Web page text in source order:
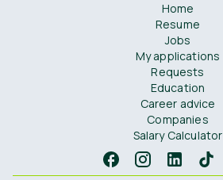
Home
Resume
Jobs
My applications
Requests
Education
Career advice
Companies
Salary Calculator